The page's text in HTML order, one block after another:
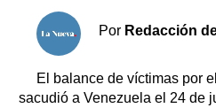
Por Redacción
El balance de víctimas por
sacudió a Venezuela el 24 de